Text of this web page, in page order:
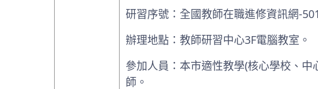
研習序號：全國教師在職進修資訊網-
辦理地點：教師研習中心3F電腦教室。
參加人員：本市適性教學(核心學校、
師。